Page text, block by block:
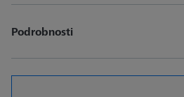
Podrobnosti